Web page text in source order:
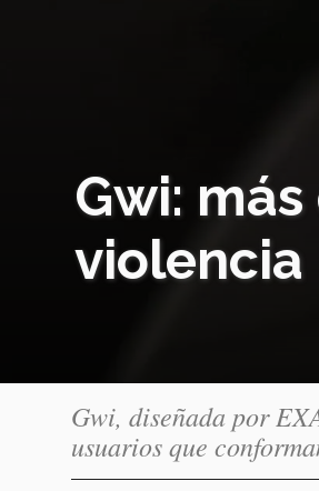
Gwi:
violencia
Gwi, diseñada por
usuarios que